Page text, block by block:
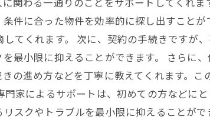
件に合った物件を効率的に探し出すこと
てくれます。 次に、契約の手続きですが
最小限に抑えることができます。 さらに
の進め方などを丁寧に教えてくれます。こ
家によるサポートは、初めての方などにと
スクやトラブルを最小限に抑えることがで